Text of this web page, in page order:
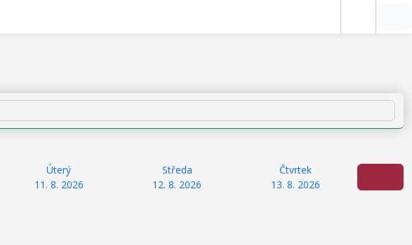
Úterý
11. 8. 2026
Středa
12. 8. 2026
Čtvrtek
13. 8. 2026